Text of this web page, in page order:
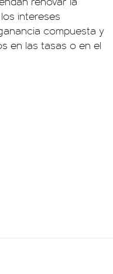
intereses
compuesta y
en las tasas o en el